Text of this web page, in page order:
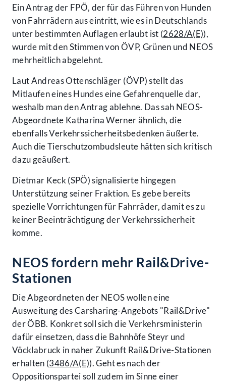
Ein Antrag der FPÖ, der für das Führen von Hunden
von Fahrrädern aus eintritt, wie es in Deutschlands
unter bestimmten Auflagen erlaubt ist (2628/A(E)),
wurde mit den Stimmen von ÖVP, Grünen und NEOS
mehrheitlich abgelehnt.
Laut Andreas Ottenschläger (ÖVP) stellt das
Mitlaufen eines Hundes eine Gefahrenquelle dar,
weshalb man den Antrag ablehne. Das sah NEOS-
Abgeordnete Katharina Werner ähnlich, die
ebenfalls Verkehrssicherheitsbedenken äußerte.
Auch die Tierschutzombudsleute hätten sich kritisch
dazu geäußert.
Dietmar Keck (SPÖ) signalisierte hingegen
Unterstützung seiner Fraktion. Es gebe bereits
spezielle Vorrichtungen für Fahrräder, damit es zu
keiner Beeinträchtigung der Verkehrssicherheit
komme.
NEOS fordern mehr Rail&Drive-
Stationen
Die Abgeordneten der NEOS wollen eine
Ausweitung des Carsharing-Angebots "Rail&Drive"
der ÖBB. Konkret soll sich die Verkehrsministerin
dafür einsetzen, dass die Bahnhöfe Steyr und
Vöcklabruck in naher Zukunft Rail&Drive-Stationen
erhalten (3486/A(E)). Geht es nach der
Oppositionspartei soll zudem im Sinne einer